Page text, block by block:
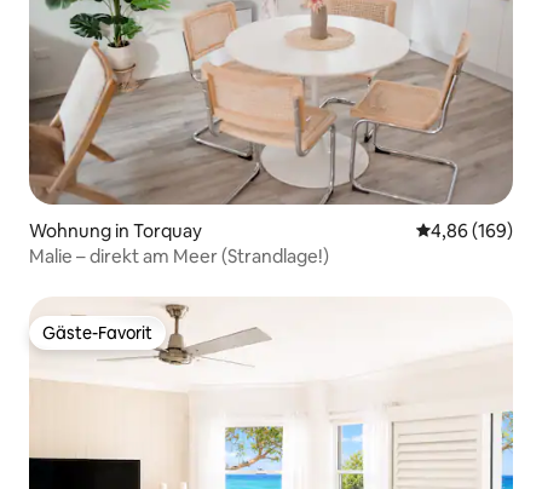
Wohnung in Torquay
4,86 (169)
Malie – direkt am Meer (Strandlage!)
Gäste-Favorit
Gäste-Favorit